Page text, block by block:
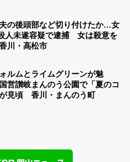
の後頭部など切り付けたか…女
人未遂容疑で逮捕 女は殺意を
川・高松市
ルムとライムグリーンが魅
営讃岐まんのう公園で「夏のコ
見頃 香川・まんのう町